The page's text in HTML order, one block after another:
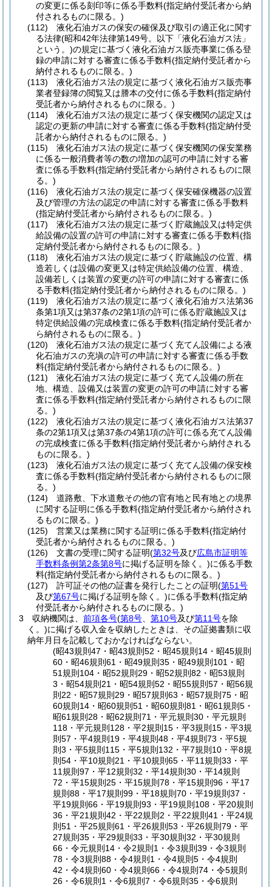
の変更に係る刻印等に係る手数料(指定納付受託者から納
付されるものに限る。)
(112)
液化石油ガスの保安の確保及び取引の適正化に関す
る法律(昭和42年法律第149号。以下「液化石油ガス法」
という。)の規定に基づく液化石油ガス販売事業に係る登
録の申請に対する審査に係る手数料(指定納付受託者から
納付されるものに限る。)
(113)
液化石油ガス法の規定に基づく液化石油ガス販売事
業者登録簿の閲覧又は謄本の交付に係る手数料(指定納付
受託者から納付されるものに限る。)
(114)
液化石油ガス法の規定に基づく保安機関の認定又は
認定の更新の申請に対する審査に係る手数料(指定納付受
託者から納付されるものに限る。)
(115)
液化石油ガス法の規定に基づく保安機関の保安業務
に係る一般消費者等の数の増加の認可の申請に対する審
査に係る手数料(指定納付受託者から納付されるものに限
る。)
(116)
液化石油ガス法の規定に基づく保安確保機器の設置
及び管理の方法の認定の申請に対する審査に係る手数料
(指定納付受託者から納付されるものに限る。)
(117)
液化石油ガス法の規定に基づく貯蔵施設又は特定供
給設備の設置の許可の申請に対する審査に係る手数料(指
定納付受託者から納付されるものに限る。)
(118)
液化石油ガス法の規定に基づく貯蔵施設の位置、構
造若しくは設備の変更又は特定供給設備の位置、構造、
設備若しくは装置の変更の許可の申請に対する審査に係
る手数料(指定納付受託者から納付されるものに限る。)
(119)
液化石油ガス法の規定に基づく液化石油ガス法第36
条第1項又は第37条の2第1項の許可に係る貯蔵施設又は
特定供給設備の完成検査に係る手数料(指定納付受託者か
ら納付されるものに限る。)
(120)
液化石油ガス法の規定に基づく充てん設備による液
化石油ガスの充塡の許可の申請に対する審査に係る手数
料(指定納付受託者から納付されるものに限る。)
(121)
液化石油ガス法の規定に基づく充てん設備の所在
地、構造、設備又は装置の変更の許可の申請に対する審
査に係る手数料(指定納付受託者から納付されるものに限
る。)
(122)
液化石油ガス法の規定に基づく液化石油ガス法第37
条の2第1項又は第37条の4第1項の許可に係る充てん設備
の完成検査に係る手数料(指定納付受託者から納付される
ものに限る。)
(123)
液化石油ガス法の規定に基づく充てん設備の保安検
査に係る手数料(指定納付受託者から納付されるものに限
る。)
(124)
道路敷、下水道敷その他の官有地と民有地との境界
に関する証明に係る手数料(指定納付受託者から納付され
るものに限る。)
(125)
営業又は業務に関する証明に係る手数料(指定納付
受託者から納付されるものに限る。)
(126)
文書の受理に関する証明(第32号及び広島市証明等
手数料条例第2条第8号に掲げる証明を除く。)に係る手数
料(指定納付受託者から納付されるものに限る。)
(127)
許可証その他の証書を発行したことの証明(第51号
及び第67号に掲げる証明を除く。)に係る手数料(指定納
付受託者から納付されるものに限る。)
3
収納機関は、 前項各号(第8号 第10号及び第11号を除
く。)に掲げる収入金を収納したときは、その証拠書類に収
納年月日を記載しておかなければならない。
(昭43規則47・昭43規則52・昭45規則14・昭45規則
60・昭46規則61・昭49規則35・昭49規則101・昭
51規則104・昭52規則29・昭52規則82・昭53規則
3・昭54規則21・昭54規則52・昭55規則57・昭56規
則22・昭57規則29・昭57規則63・昭57規則75・昭
60規則14・昭60規則51・昭60規則81・昭61規則5・
昭61規則28・昭62規則71・平元規則30・平元規則
118・平元規則128・平2規則15・平3規則15・平3規
則57・平4規則19・平4規則48・平4規則73・平5規
則3・平5規則115・平5規則132・平7規則10・平8規
則54・平10規則21・平10規則65・平11規則33・平
11規則97・平12規則32・平14規則30・平14規則
72・平15規則25・平15規則78・平15規則96・平17
規則88・平17規則99・平18規則70・平19規則37・
平19規則66・平19規則93・平19規則108・平20規則
36・平21規則42・平22規則2・平22規則41・平24規
則51・平25規則61・平26規則53・平26規則79・平
27規則35・平29規則33・平30規則32・平30規則
66・令元規則14・令2規則1・令3規則39・令3規則
78・令3規則88・令4規則1・令4規則5・令4規則
42・令4規則60・令4規則66・令4規則74・令5規則
26・令6規則1・令6規則7・令6規則35・令6規則